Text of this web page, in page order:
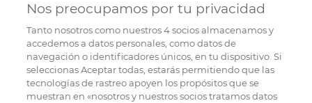
Nos preocupamos por tu privacidad
Tanto nosotros como nuestros4socios almacenamos y
accedemos a datos personales, como datos de
navegación o identificadores únicos, en tu dispositivo. Si
seleccionas Aceptar todas, estarás permitiendo que las
tecnologías de rastreo apoyen los propósitos que se
muestran en «nosotros y nuestros socios tratamos datos